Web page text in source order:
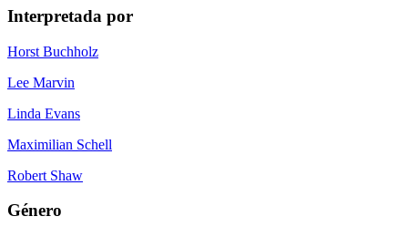
Interpretada por
Horst Buchholz
Lee Marvin
Linda Evans
Maximilian Schell
Robert Shaw
Género